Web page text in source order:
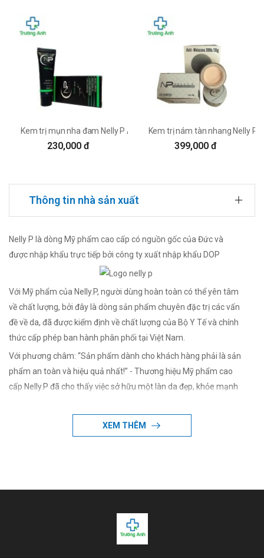
Kem trị mụn nha đam Nelly P Aloe Acne
230,000 đ
Kem trị nám tàn nhang Nelly P
399,000 đ
Thông tin nhà sản xuất
Nelly P là dòng Mỹ phẩm cao cấp có nguồn gốc của Đức và
được nhập khẩu trực tiếp bởi công ty xuất nhập khẩu DOP
Với Mỹ phẩm của Nelly.P, người dùng hoàn toàn có thể yên tâm
về chất lượng, bởi đây là dòng sản phẩm chuyên đặc trị các vấn
đề về da, đã được kiểm định về chất lượng của Bộ Y Tế và chính
thức cấp phép ban hành phân phối tại Việt Nam.
Với phương châm: “Sản phẩm dành cho khách hàng phải là sản
phẩm an toàn và hiệu quả nhất!” - Thương hiệu Mỹ phẩm cao
cấp Nelly.P đã cho thấy việc sở hữu một làn da đẹp, khỏe mạnh
Chỉ cần bạn biết cách chăm sóc da, có chế độ ăn uống hợp lý và
chọn đúng giải pháp sản phẩm phù hợp với làn da - người dùng
XEM THÊM